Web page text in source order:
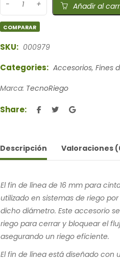
Añadir al
COMPARAR
SKU: 000979
Categories: Accesorios, Fines
Marca: TecnoRiego
Share:
Descripción Valoraciones
El fin de línea de 16 mm para
utilizado en sistemas de riego
dicho diámetro. Este accesorio
riego para cerrar y bloquear el
asegurando un riego eficiente.
El fin de línea está diseñado con